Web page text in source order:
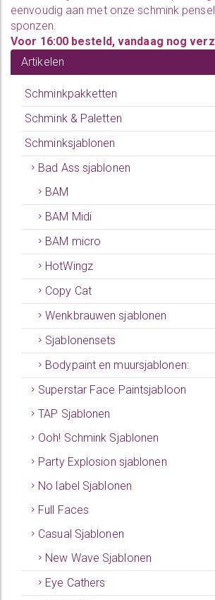
eenvoudig aan met onzeschmink
sponzen.
Voor 16:00 besteld, vandaag nog
Artikelen
Schminkpakketten
Schmink & Paletten
Schminksjablonen
Bad Ass sjablonen
BAM
BAM Midi
BAM micro
HotWingz
Copy Cat
Wenkbrauwen sjablonen
Sjablonensets
Bodypaint en muursjablonen:
Superstar Face Paintsjabloon
TAP Sjablonen
Ooh! Schmink Sjablonen
Party Explosion sjablonen
No label Sjablonen
Full Faces
Casual Sjablonen
New Wave Sjablonen
Eye Cathers